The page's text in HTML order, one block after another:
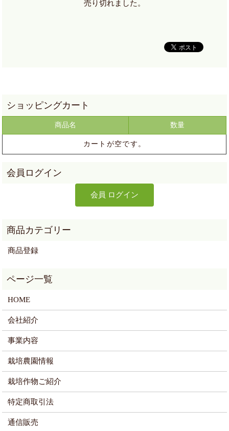
売り切れました。
商品名 数量
カートが空です。
商品登録
HOME
会社紹介
事業内容
栽培農園情報
栽培作物ご紹介
特定商取引法
通信販売